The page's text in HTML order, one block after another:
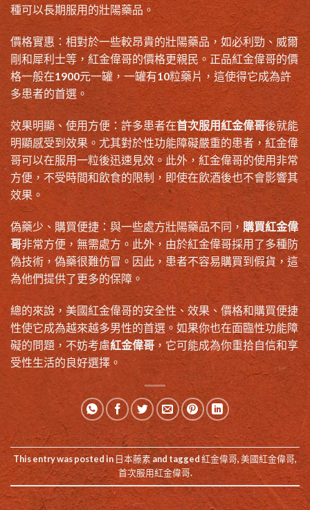
種可以長期服用的壯陽藥品。
價格實惠：相對於一些較昂貴的壯陽藥品，如必利勁、威爾
剛和犀利士等，紅金偉哥的價格更親民。正品紅金偉哥的價
格一般在1900元一罐，一罐有10粒藥片，這使得它成為許
多患者的首選。
效果明顯、使用方便：許多患者在首次服用紅金偉哥後就能
明顯感受到效果。尤其對於性功能障礙嚴重的患者，紅金偉
哥可以在服用一粒後迅速見效。此外，紅金偉哥的使用非常
方便，不受時間和飲食的限制，即使在飲酒後也不會影響其
效果。
偽藥少、購買便捷：與一些處方壯陽藥品不同， 購買紅金偉
哥非常方便，無需處方。此外，由於紅金偉哥採用了多種防
偽技術，偽藥很難仿冒。因此，患者不容易購買到假貨，這
為他們提供了更多的保障。
總的來說，美國紅金偉哥的安全性、效果、價格和購買便捷
性使它成為越來越多男性的首選。如果你也在面臨性功能障
礙的問題，不妨考慮紅金偉哥，它可能成為你重拾自信和享
受性生活的良好選擇。
This entry was posted in日本藤素and tagged紅金偉哥,美國紅金偉哥,
首次服用紅金偉哥.